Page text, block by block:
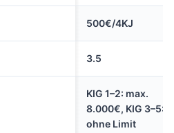
500€/4KJ
3.5
KIG 1–2: max.
8.000€, KIG 3–5:
ohne Limit